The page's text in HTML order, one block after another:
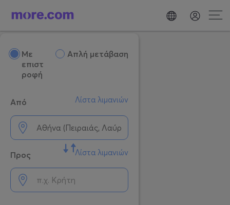
Mε
επιστ
ροφή
Απλή μετάβαση
Από Λίστα λιμανιών
Προς Λίστα λιμανιών